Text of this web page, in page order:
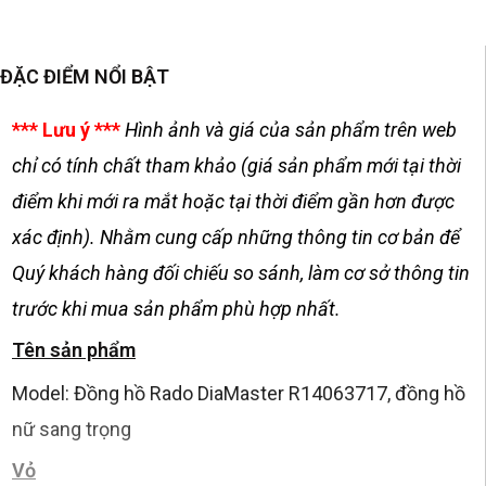
ĐẶC ĐIỂM NỔI BẬT
*** Lưu ý ***Hình ảnh và giá của sản phẩm trên web
chỉ có tính chất tham khảo (giá sản phẩm mới tại thời
điểm khi mới ra mắt hoặc tại thời điểm gần hơn được
xác định). Nhằm cung cấp những thông tin cơ bản để
Quý khách hàng đối chiếu so sánh, làm cơ sở thông tin
trước khi mua sản phẩm phù hợp nhất.
Tên sản phẩm
Model: Đồng hồ Rado DiaMaster R14063717, đồng hồ
nữ sang trọng
Vỏ